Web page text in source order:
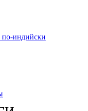
индийски